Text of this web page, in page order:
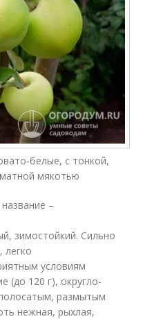
белые, с тонкой,
мякотью
–
зимостойкий. Сильно
легко
условиям
(до 120 г), округло-
размытым
нежная, рыхлая,